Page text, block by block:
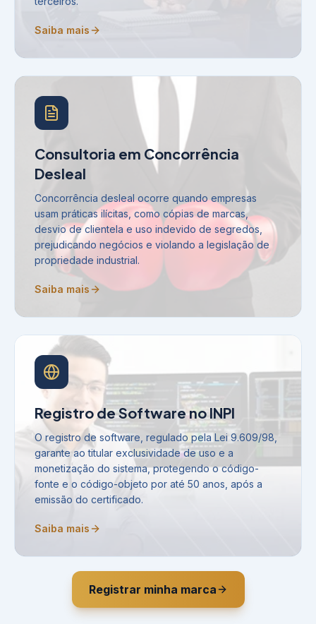
Saiba mais
Consultoria em Concorrência
Desleal
Concorrência desleal ocorre quando empresas
usam práticas ilícitas, como cópias de marcas,
desvio de clientela e uso indevido de segredos,
prejudicando negócios e violando a legislação de
propriedade industrial.
Saiba mais
Registro de Software no INPI
O registro de software, regulado pela Lei 9.609/98,
garante ao titular exclusividade de uso e a
monetização do sistema, protegendo o código-
fonte e o código-objeto por até 50 anos, após a
emissão do certificado.
Saiba mais
Registrar minha marca